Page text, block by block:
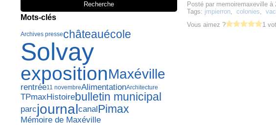
Mots-clés
Archives pressechâteauécole
Solvay
expositionMaxéville
rentrée11 novembreAlimentationArchitecture
TPmaxHistoirebulletin municipal
parcjournalcanalPimax
Mémoire de Maxéville
Posté par memoiremaxeville à
Tags: jmpierron, colonies,
Vous aimez ?
1